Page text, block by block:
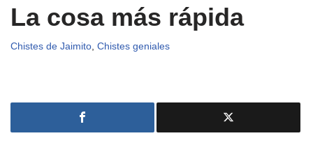
La cosa más rápida
Chistes de Jaimito, Chistes geniales